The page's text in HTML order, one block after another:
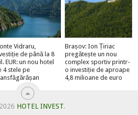
Vidraru,
de până la 8
EUR: un nou hotel
4 stele pe
Brașov: Ion Țiriac
pregătește un nou
complex sportiv printr-
o investiție de aproape
4,8 milioane de euro
HOTEL INVEST.